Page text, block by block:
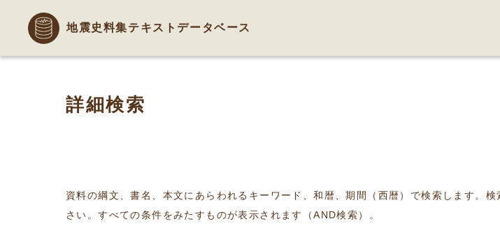
地震史料集テキストデータベース
詳細検索
資料の綱文、書名、本文にあらわれるキーワード、和暦、期間（西暦）で検索します。
さい。すべての条件をみたすものが表示されます（AND検索）。